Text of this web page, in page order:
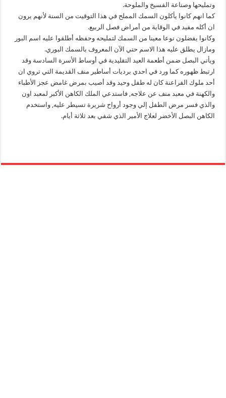
وتمليحها وصناعة الفسيخ والملوحة.
كما انهم كانوا يأكلون السمك المملح في هذا التوقيت من السنة لأنهم يرون
ان أكله مفيد في الوقاية من أمراض فصل الربيع.
وكانوا يفضلون نوعا معينا من السمك لتمليحه وحفظه أطلقوا عليه اسم البور
ومازال يطلق عليه هذا الاسم حتي الآن المعروف بالسمك البوري.
ويأتي البصل ضمن أطعمة العيد التقليدية في أوساط الأسرة السادسة وقد
ارتبط ظهوره كما ورد في احدي برديات أساطير منف القديمة التي تروي ان
أحد ملوك الفراعنة كان له طفل وحيد وقد أصيب بمرض غامض عجز الأطباء
والكهنة في معبد منف عن علاجه, فاستدعي الملك الكاهن الأكبر لمعبد اون
والذي فسر مرض الطفل إلي وجود أرواح شريرة تسيطر عليه, واستخدم
الكاهن البصل الأخضر لعلاج الأمير الذي شفي بعد ثلاثة أيام.